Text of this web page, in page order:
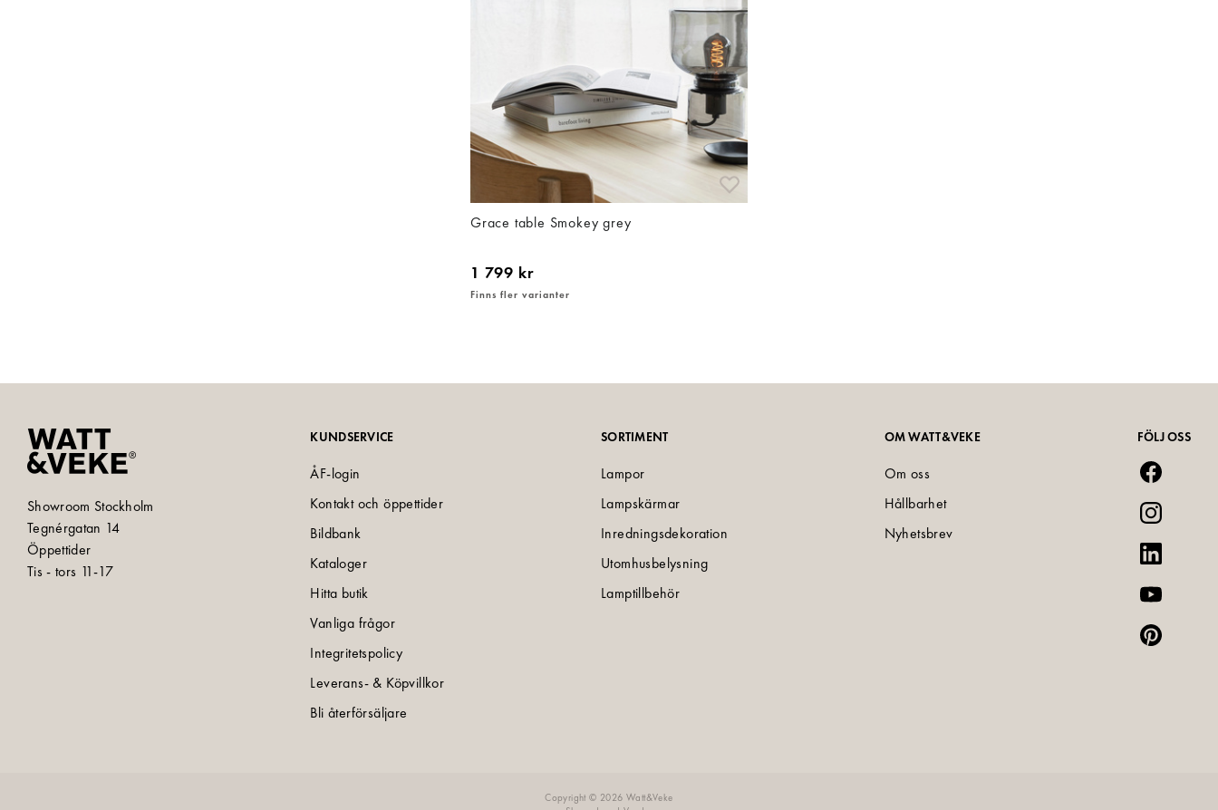
Grace table Smokey grey
1 799 kr
Finns fler varianter
Showroom Stockholm
Tegnérgatan 14
Öppettider
Tis - tors 11-17
KUNDSERVICE
ÅF-login
Kontakt och öppettider
Bildbank
Kataloger
Hitta butik
Vanliga frågor
Integritetspolicy
Leverans- & Köpvillkor
Bli återförsäljare
SORTIMENT
Lampor
Lampskärmar
Inredningsdekoration
Utomhusbelysning
Lamptillbehör
OM WATT&VEKE
Om oss
Hållbarhet
Nyhetsbrev
FÖLJ OSS
Copyright © 2026 Watt&Veke